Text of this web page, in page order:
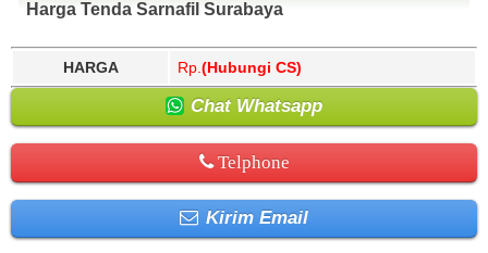
Harga Tenda Sarnafil Surabaya
HARGA Rp. (Hubungi CS)
Chat Whatsapp
Telphone
Kirim Email